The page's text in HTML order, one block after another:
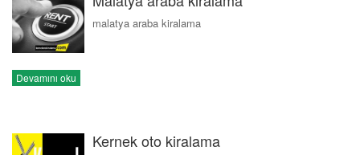
malatya araba kiralama
Devamını oku
Kernek oto kiralama